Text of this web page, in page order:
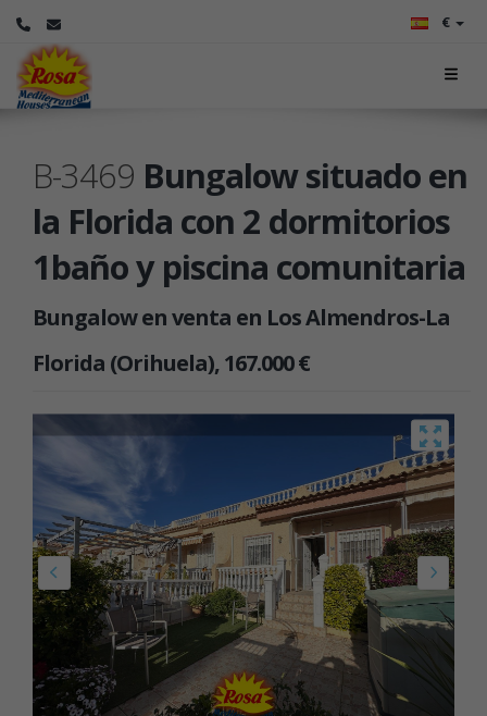
€
B-3469 Bungalow situado en
la Florida con 2 dormitorios
1baño y piscina comunitaria
Bungalow en venta en Los Almendros-La
Florida (Orihuela), 167.000 €